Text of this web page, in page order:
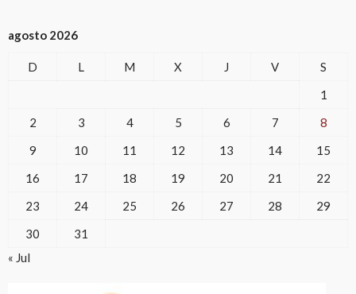
agosto 2026
D L M X J V
S
1
2
3 4 5 6 7
8
9
10 11 12 13 14
15
16
17 18 19 20 21
22
23
24 25 26 27 28
29
30
31
« Jul